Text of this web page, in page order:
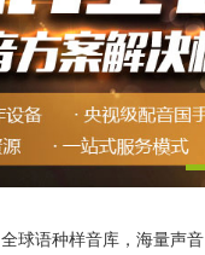
全球语种样音库，海量声音